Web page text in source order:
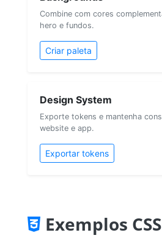
Combine com cores
hero e fundos.
Criar paleta
Design System
Exporte tokens e mantenha
website e app.
Exportar tokens
Exemplos CSS